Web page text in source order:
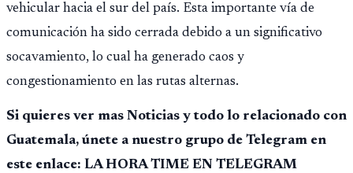
vehicular hacia el sur del país. Esta importante vía de
comunicación ha sido cerrada debido a un significativo
socavamiento, lo cual ha generado caos y
congestionamiento en las rutas alternas.
Si quieres ver mas Noticias y todo lo relacionado con
Guatemala, únete a nuestro grupo de Telegram en
este enlace: LA HORA TIME EN TELEGRAM